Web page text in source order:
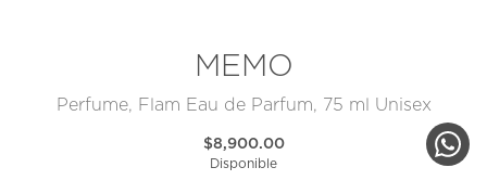
MEMO
Perfume, Flam Eau de Parfum, 75 ml Unisex
$8,900.00
Disponible